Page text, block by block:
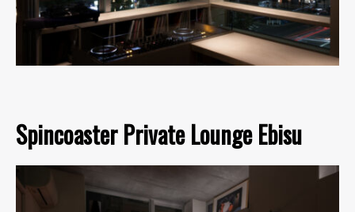
Spincoaster Private Lounge Ebisu